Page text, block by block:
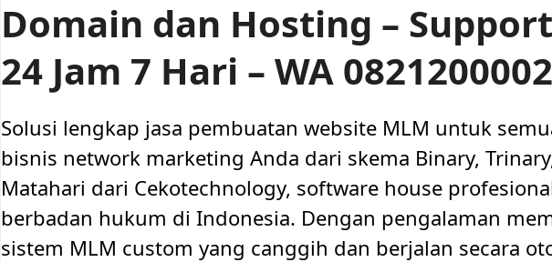
Domain dan Hosting – Support
24 Jam 7 Hari – WA
Solusi lengkap jasa pembuatan website MLM untuk
bisnis network marketing Anda dari skema Binary,
Matahari dari Cekotechnology, software house
berbadan hukum di Indonesia. Dengan pengalaman
sistem MLM custom yang canggih dan berjalan secara